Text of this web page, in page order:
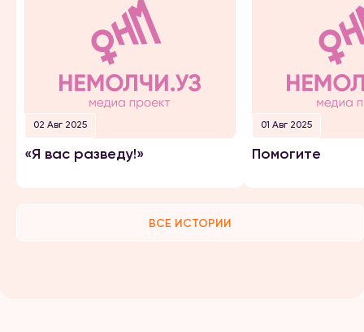
02 Авг 2025
«Я вас разведу!»
01 Авг 2025
Помогите
ВСЕ ИСТОРИИ